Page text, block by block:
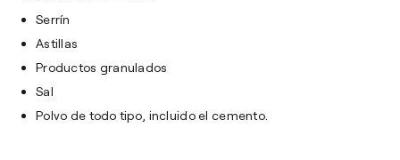
Serrín
Astillas
Productos granulados
Sal
Polvo de todo tipo, incluido el cemento.